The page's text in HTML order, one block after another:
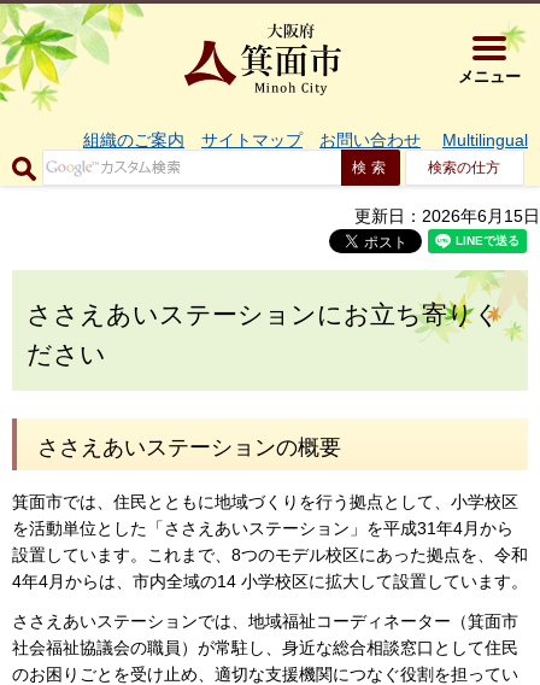
大阪府箕
メニュー
組織のご案内 サイトマップ お問い合わせ Multilingual
検索の仕方
更新日：2026年6月15日
ささえあいステーションにお立ち寄りく
ださい
ささえあいステーションの概要
箕面市では、住民とともに地域づくりを行う拠点として、小学校区
を活動単位とした「ささえあいステーション」を平成31年4月から
設置しています。これまで、8つのモデル校区にあった拠点を、令和
4年4月からは、市内全域の14 小学校区に拡大して設置しています。
ささえあいステーションでは、地域福祉コーディネーター（箕面市
社会福祉協議会の職員）が常駐し、身近な総合相談窓口として住民
のお困りごとを受け止め、適切な支援機関につなぐ役割を担ってい